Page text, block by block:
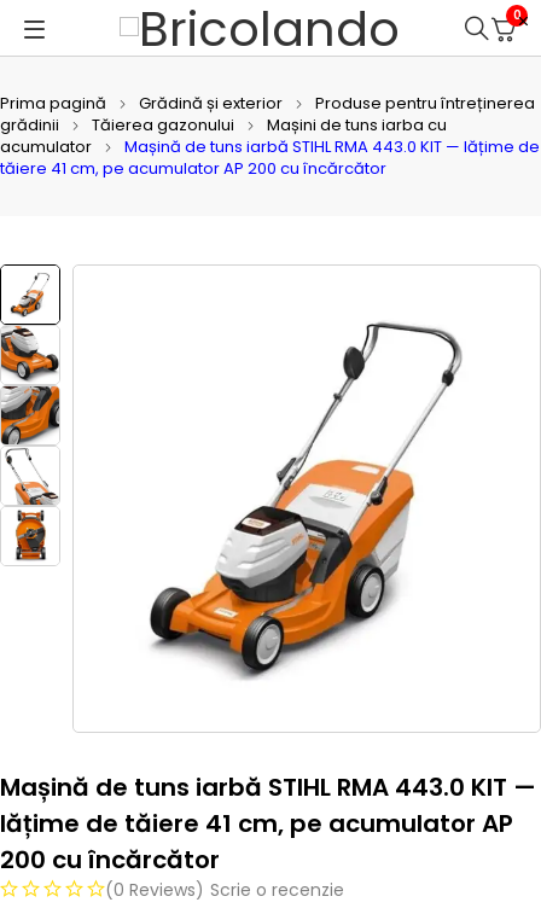
0
Prima pagină Grădină și exterior
Produse pentru întreținerea
grădinii
Tăierea gazonului
Mașini de tuns iarba cu
acumulator
Mașină de tuns iarbă STIHL RMA 443.0 KIT — lățime de
tăiere 41 cm, pe acumulator AP 200 cu încărcător
Mașină de tuns iarbă STIHL RMA 443.0 KIT —
lățime de tăiere 41 cm, pe acumulator AP
200 cu încărcător
(0 Reviews) Scrie o recenzie